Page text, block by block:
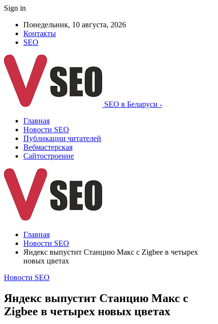
Sign in
Понедельник, 10 августа, 2026
Контакты
SEO
SEO в Беларуси -
Главная
Новости SEO
Публикации читателей
Вебмастерская
Сайтостроение
Главная
Новости SEO
Яндекс выпустит Станцию Макс с Zigbee в четырех
новых цветах
Новости SEO
Яндекс выпустит Станцию Макс с
Zigbee в четырех новых цветах